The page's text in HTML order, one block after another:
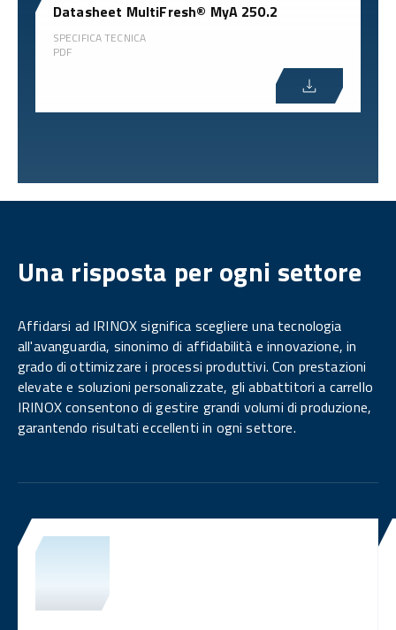
Datasheet MultiFresh® MyA 250.2
SPECIFICA TECNICA
PDF
Una risposta per ogni settore
Affidarsi ad IRINOX significa scegliere una tecnologia
all'avanguardia, sinonimo di affidabilità e innovazione, in
grado di ottimizzare i processi produttivi. Con prestazioni
elevate e soluzioni personalizzate, gli abbattitori a carrello
IRINOX consentono di gestire grandi volumi di produzione,
garantendo risultati eccellenti in ogni settore.